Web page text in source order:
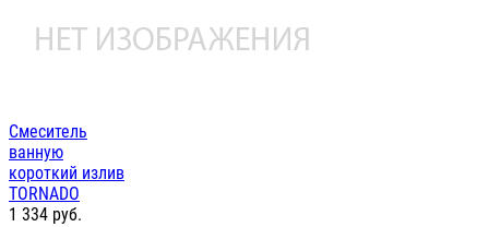
Смеситель
ванную
короткий излив
TORNADO
1 334 руб.